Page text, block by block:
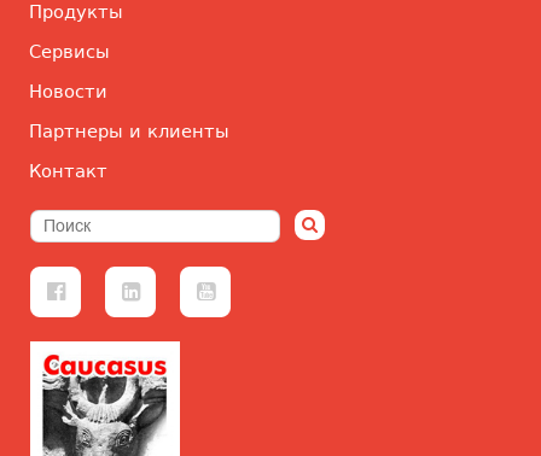
Продукты
Сервисы
Новости
Партнеры и клиенты
Контакт